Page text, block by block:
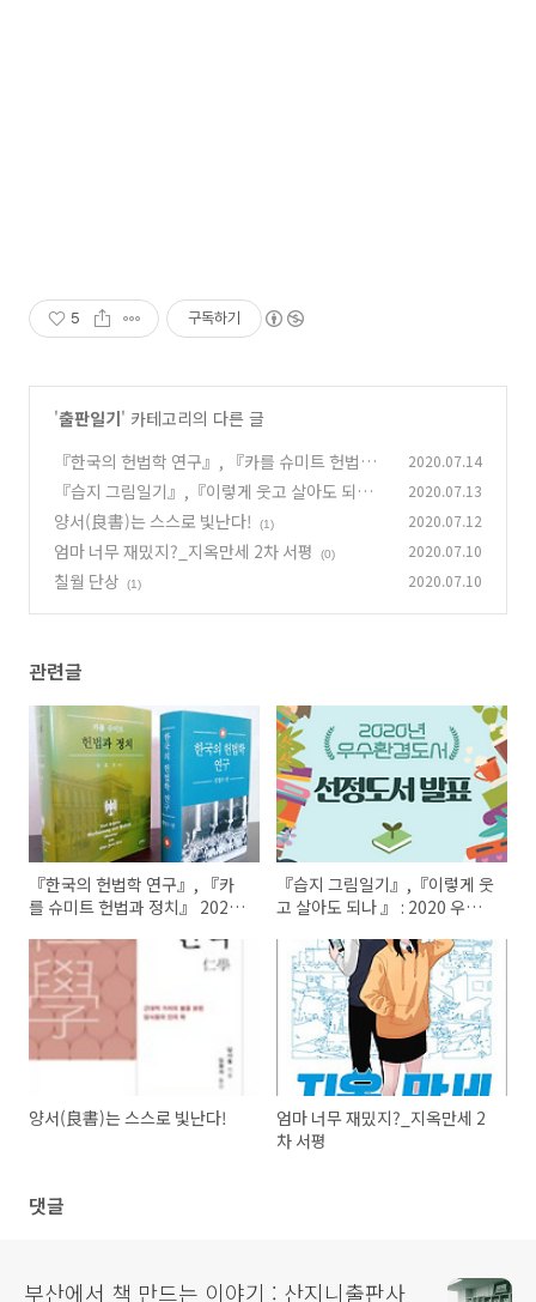
5 구독하기
'출판일기' 카테고리의 다른 글
『한국의 헌법학 연구』, 『카를 슈미트 헌법과
정치』 2020 대한민국 학술원 우수학술도서 선
정! (1)
2020.07.14
『습지 그림일기』,『이렇게 웃고 살아도 되나
』 : 2020 우수환경도서로 선정되다
2020.07.13
양서(良書)는 스스로 빛난다! (1) 2020.07.12
엄마 너무 재밌지?_지옥만세 2차 서평 (0) 2020.07.10
칠월 단상 (1) 2020.07.10
관련글
『한국의 헌법학 연구』, 『카
를 슈미트 헌법과 정치』 2020
선정!
『습지 그림일기』,『이렇게 웃
고 살아도 되나 』 : 2020 우수
양서(良書)는 스스로 빛난다!
엄마 너무 재밌지?_지옥만세 2
차 서평
댓글
부산에서 책 만드는 이야기 : 산지니출판사